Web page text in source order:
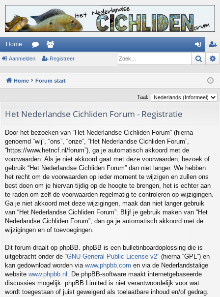
Home
or
m
s
ed an
el
de
eg
re
er
Aanmelden Registreer Zoek
Home Forum start
Taal:
Het Nederlandse Cichliden Forum - Registratie
Door het bezoeken van “Het Nederlandse Cichliden Forum” (hierna
genoemd “wij”, “ons”, “onze”, “Het Nederlandse Cichliden Forum”,
“https://www.hetncf.nl/forum”), ga je automatisch akkoord met de
voorwaarden. Als je niet akkoord gaat met deze voorwaarden, bezoek of
gebruik “Het Nederlandse Cichliden Forum” dan niet langer. We hebben
het recht om de voorwaarden op ieder moment te wijzigen en zullen ons
best doen om je hiervan tijdig op de hoogte te brengen, het is echter aan
te raden om zelf de voorwaarden regelmatig te controleren op wijzigingen.
Ga je niet akkoord met deze wijzigingen, maak dan niet langer gebruik
van “Het Nederlandse Cichliden Forum”. Blijf je gebruik maken van “Het
Nederlandse Cichliden Forum”, dan ga je automatisch akkoord met de
wijzigingen en of toevoegingen.
Dit forum draait op phpBB. phpBB is een bulletinboardoplossing die is
uitgebracht onder de “GNU General Public License v2” (hierna “GPL”) en
kan gedownload worden via www.phpbb.com en via de Nederlandstalige
website www.phpbb.nl . De phpBB-software maakt internetgebaseerde
discussies mogelijk. phpBB Limited is niet verantwoordelijk voor wat
wordt toegestaan of juist geweigerd als toelaatbare inhoud en/of gedrag.